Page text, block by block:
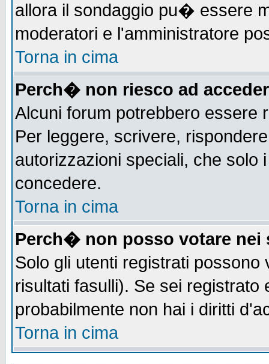
allora il sondaggio pu� essere
moderatori e l'amministratore
Torna in cima
Perch� non riesco ad
Alcuni forum potrebbero essere
Per leggere, scrivere,
autorizzazioni speciali, che solo
concedere.
Torna in cima
Perch� non posso votare nei
Solo gli utenti registrati
risultati fasulli). Se sei
probabilmente non hai i diritti
Torna in cima